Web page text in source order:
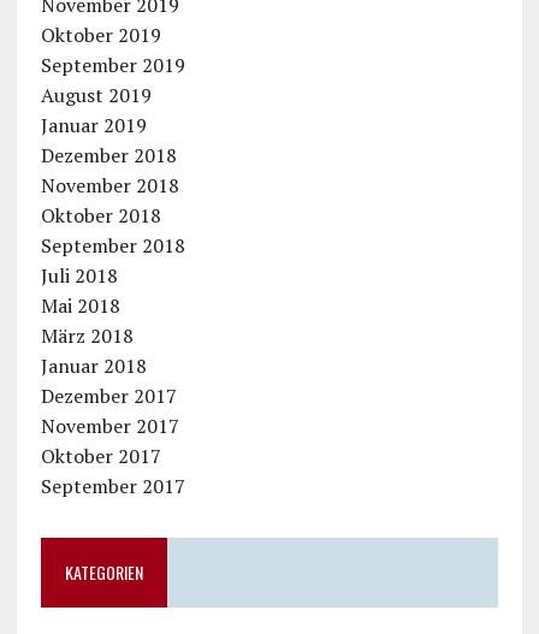
Oktober 2019
September 2019
August 2019
Januar 2019
Dezember 2018
November 2018
Oktober 2018
September 2018
Juli 2018
Mai 2018
März 2018
Januar 2018
Dezember 2017
November 2017
Oktober 2017
September 2017
KATEGORIEN